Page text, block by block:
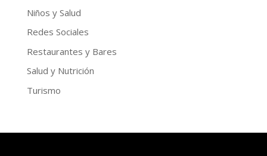
Niños y Salud
Redes Sociales
Restaurantes y Bares
Salud y Nutrición
Turismo